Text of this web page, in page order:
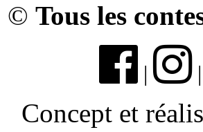
© Tous les
|
Concept et